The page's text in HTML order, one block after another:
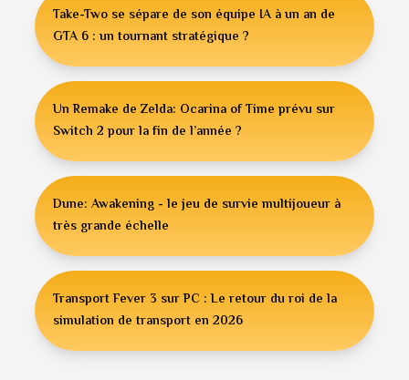
Take-Two se sépare de son équipe IA à un an de
GTA 6 : un tournant stratégique ?
Un Remake de Zelda: Ocarina of Time prévu sur
Switch 2 pour la fin de l’année ?
Dune: Awakening - le jeu de survie multijoueur à
très grande échelle
Transport Fever 3 sur PC : Le retour du roi de la
simulation de transport en 2026